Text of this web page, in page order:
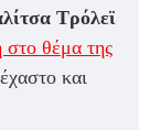
Τρόλεϊ
στο θέμα της
και